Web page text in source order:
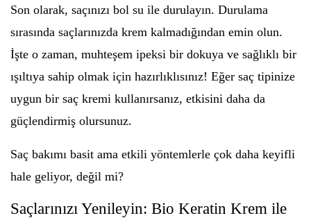
Son olarak, saçınızı bol su ile durulayın. Durulama
sırasında saçlarınızda krem kalmadığından emin olun.
İşte o zaman, muhteşem ipeksi bir dokuya ve sağlıklı bir
ışıltıya sahip olmak için hazırlıklısınız! Eğer saç tipinize
uygun bir saç kremi kullanırsanız, etkisini daha da
güçlendirmiş olursunuz.
Saç bakımı basit ama etkili yöntemlerle çok daha keyifli
hale geliyor, değil mi?
Saçlarınızı Yenileyin: Bio Keratin Krem ile